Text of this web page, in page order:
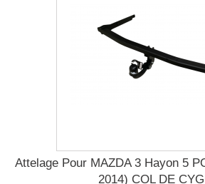
Attelage Pour MAZDA 3 Hayon 5
2014) COL DE